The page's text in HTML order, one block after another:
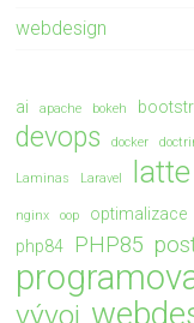
webdesign
ai apache bokeh
devops docker
Laminas Laravel latte
nginx oop optimalizace
php84 PHP85
vývoj